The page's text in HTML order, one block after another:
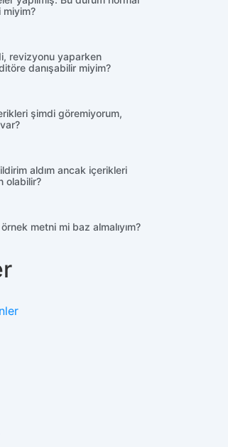
miyim?
revizyonu yaparken
danışabilir miyim?
şimdi göremiyorum,
aldım ancak içerikleri
olabilir?
metni mi baz almalıyım?